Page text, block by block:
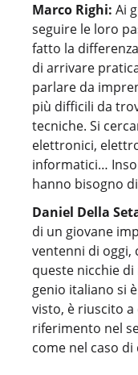
Marco Righi: Ai
seguire le loro
fatto la
di arrivare
parlare da
più difficili da
tecniche. Si
elettronici,
informatici…
hanno bisogno
Daniel Della
di un giovane
ventenni di oggi,
queste nicchie
genio italiano si
visto, è riuscito
riferimento nel
come nel caso